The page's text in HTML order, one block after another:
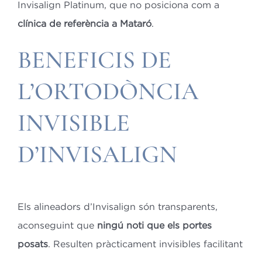
Invisalign Platinum, que no posiciona com a
clínica de referència a Mataró.
BENEFICIS DE
L’ORTODÒNCIA
INVISIBLE
D’INVISALIGN
Els alineadors d’Invisalign són transparents,
aconseguint que ningú noti que els portes
posats. Resulten pràcticament invisibles facilitant